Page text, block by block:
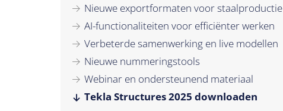
Nieuwe exportformaten voor staalproductie
AI-functionaliteiten voor efficiënter werken
Verbeterde samenwerking en live modellen
Nieuwe nummeringstools
Webinar en ondersteunend materiaal
Tekla Structures 2025 downloaden